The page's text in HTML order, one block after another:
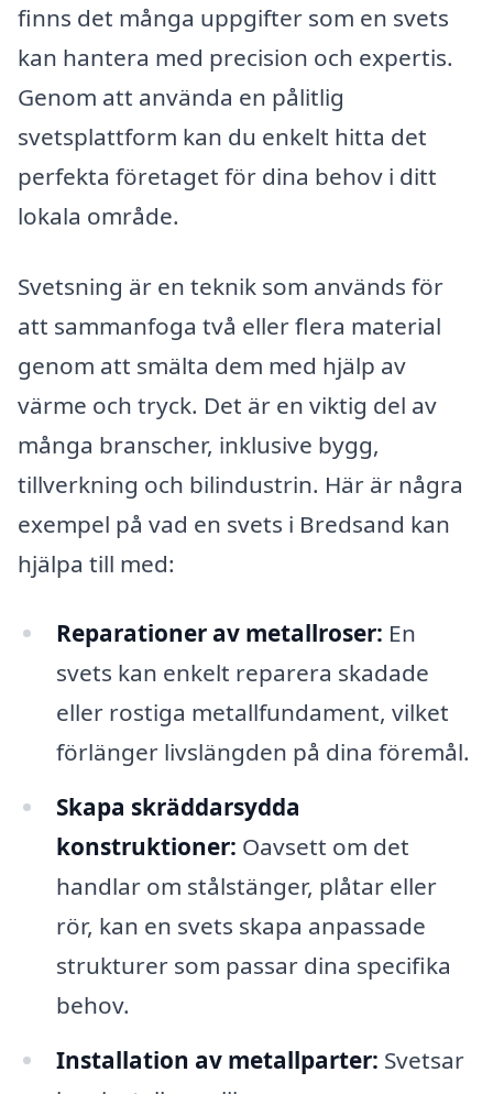
finns det många uppgifter som en svets
kan hantera med precision och expertis.
Genom att använda en pålitlig
svetsplattform kan du enkelt hitta det
perfekta företaget för dina behov i ditt
lokala område.
Svetsning är en teknik som används för
att sammanfoga två eller flera material
genom att smälta dem med hjälp av
värme och tryck. Det är en viktig del av
många branscher, inklusive bygg,
tillverkning och bilindustrin. Här är några
exempel på vad en svets i Bredsand kan
hjälpa till med:
Reparationer av metallroser: En
svets kan enkelt reparera skadade
eller rostiga metallfundament, vilket
förlänger livslängden på dina föremål.
Skapa skräddarsydda
konstruktioner: Oavsett om det
handlar om stålstänger, plåtar eller
rör, kan en svets skapa anpassade
strukturer som passar dina specifika
behov.
Installation av metallparter: Svetsar